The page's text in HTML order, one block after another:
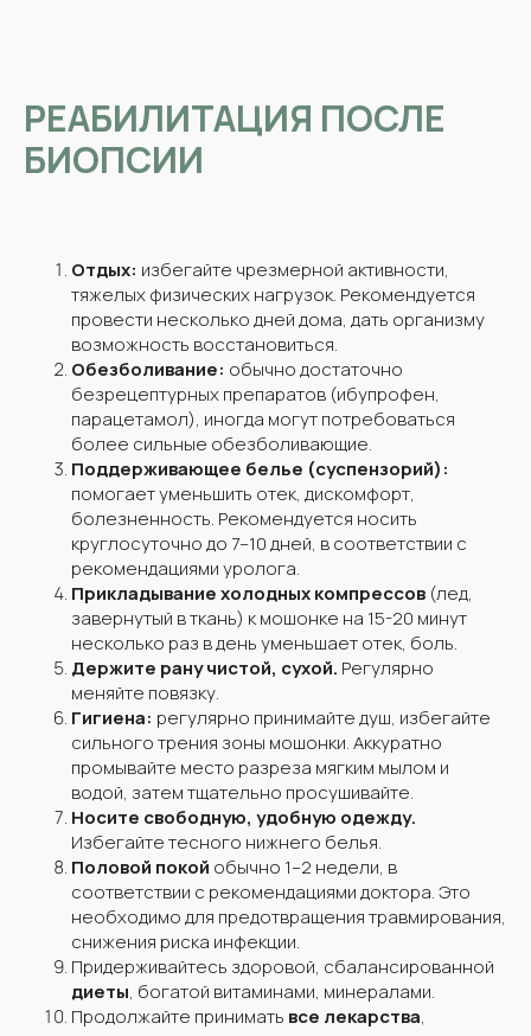
РЕАБИЛИТАЦИЯ ПОСЛЕ
БИОПСИИ
Отдых: избегайте чрезмерной активности,
тяжелых физических нагрузок. Рекомендуется
провести несколько дней дома, дать организму
возможность восстановиться.
Обезболивание: обычно достаточно
безрецептурных препаратов (ибупрофен,
парацетамол), иногда могут потребоваться
более сильные обезболивающие.
Поддерживающее белье (суспензорий):
помогает уменьшить отек, дискомфорт,
болезненность. Рекомендуется носить
круглосуточно до 7–10 дней, в соответствии с
рекомендациями уролога.
Прикладывание холодных компрессов (лед,
завернутый в ткань) к мошонке на 15-20 минут
несколько раз в день уменьшает отек, боль.
Держите рану чистой, сухой. Регулярно
меняйте повязку.
Гигиена: регулярно принимайте душ, избегайте
сильного трения зоны мошонки. Аккуратно
промывайте место разреза мягким мылом и
водой, затем тщательно просушивайте.
Носите свободную, удобную одежду.
Избегайте тесного нижнего белья.
Половой покой обычно 1–2 недели, в
соответствии с рекомендациями доктора. Это
необходимо для предотвращения травмирования,
снижения риска инфекции.
Придерживайтесь здоровой, сбалансированной
диеты, богатой витаминами, минералами.
Продолжайте принимать все лекарства,